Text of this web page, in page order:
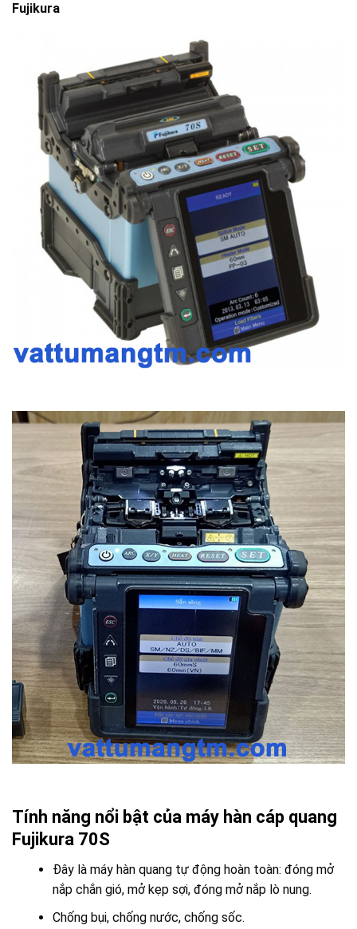
Fujikura
Tính năng nổi bật của máy hàn cáp quang
Fujikura 70S
Đây là máy hàn quang tự động hoàn toàn: đóng mở
nắp chắn gió, mở kẹp sợi, đóng mở nắp lò nung.
Chống bụi, chống nước, chống sốc.